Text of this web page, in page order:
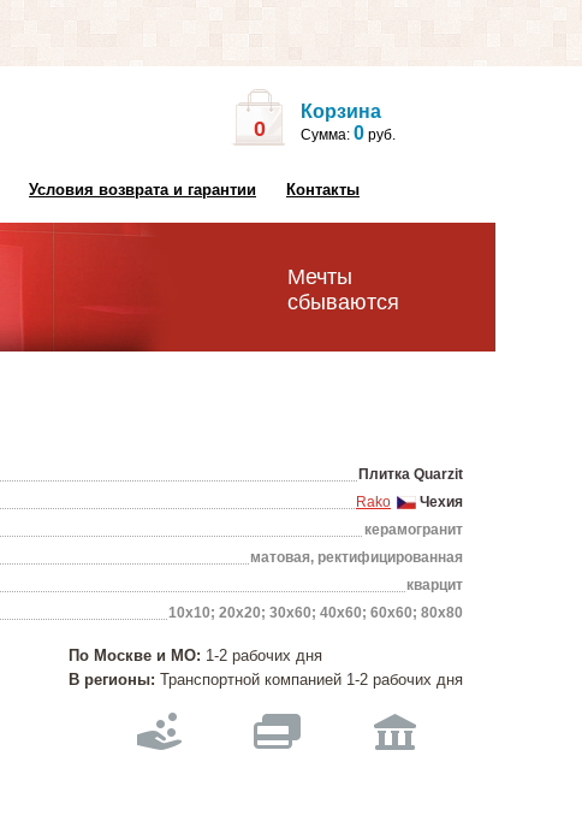
0
Корзина
Сумма: 0 руб.
Условия возврата и гарантии Контакты
Мечты
сбываются
Плитка Quarzit
Чехия
Rako
керамогранит
матовая, ректифицированная
кварцит
10х10; 20х20; 30х60; 40х60; 60х60; 80х80
По Москве и МО: 1-2 рабочих дня
В регионы: Транспортной компанией 1-2 рабочих дня